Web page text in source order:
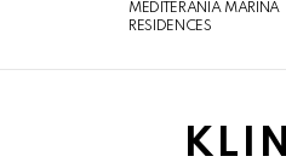
MEDITERANIA MARINA
RESIDENCES